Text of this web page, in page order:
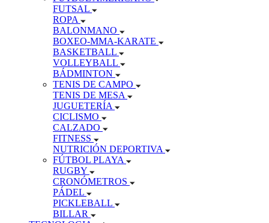
FUTSAL
ROPA
BALONMANO
BOXEO-MMA-KARATE
BASKETBALL
VOLLEYBALL
BÁDMINTON
TENIS DE CAMPO
TENIS DE MESA
JUGUETERÍA
CICLISMO
CALZADO
FITNESS
NUTRICIÓN DEPORTIVA
FÚTBOL PLAYA
RUGBY
CRONÓMETROS
PÁDEL
PICKLEBALL
BILLAR